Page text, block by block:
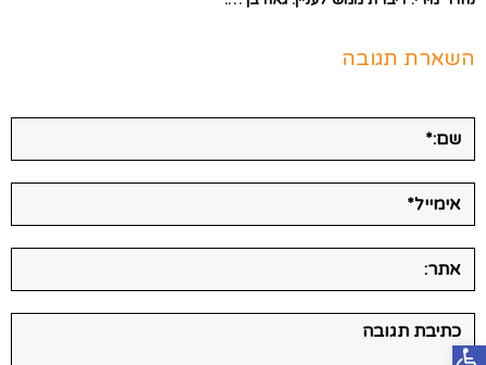
השארת תגובה
שם:*
אימייל*
אתר:
תגובה:
פתח סרגל נגישות